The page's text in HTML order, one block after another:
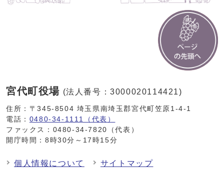
宮代町役場 (法人番号：3000020114421)
住所：〒345-8504 埼玉県南埼玉郡宮代町笠原1-4-1
電話： 0480-34-1111（代表）
ファックス：0480-34-7820（代表）
開庁時間：8時30分～17時15分
個人情報について サイトマップ